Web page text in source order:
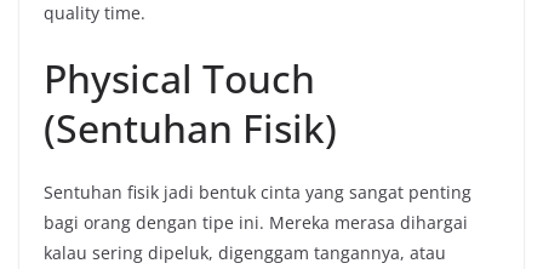
quality time.
Physical Touch
(Sentuhan Fisik)
Sentuhan fisik jadi bentuk cinta yang sangat penting
bagi orang dengan tipe ini. Mereka merasa dihargai
kalau sering dipeluk, digenggam tangannya, atau